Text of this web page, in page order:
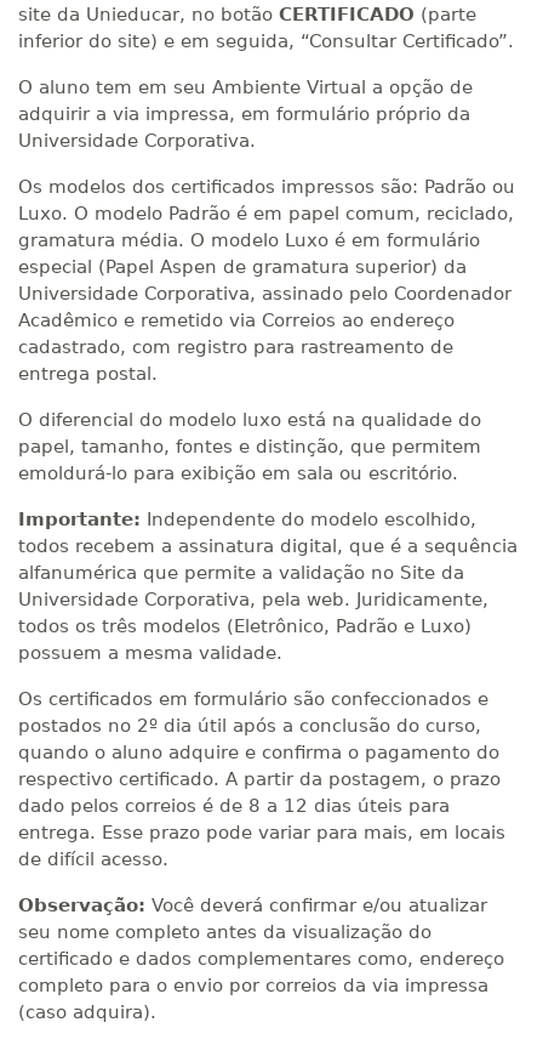
site da Unieducar, no botão CERTIFICADO (parte
inferior do site) e em seguida, “Consultar Certificado”.
O aluno tem em seu Ambiente Virtual a opção de
adquirir a via impressa, em formulário próprio da
Universidade Corporativa.
Os modelos dos certificados impressos são: Padrão ou
Luxo. O modelo Padrão é em papel comum, reciclado,
gramatura média. O modelo Luxo é em formulário
especial (Papel Aspen de gramatura superior) da
Universidade Corporativa, assinado pelo Coordenador
Acadêmico e remetido via Correios ao endereço
cadastrado, com registro para rastreamento de
entrega postal.
O diferencial do modelo luxo está na qualidade do
papel, tamanho, fontes e distinção, que permitem
emoldurá-lo para exibição em sala ou escritório.
Importante: Independente do modelo escolhido,
todos recebem a assinatura digital, que é a sequência
alfanumérica que permite a validação no Site da
Universidade Corporativa, pela web. Juridicamente,
todos os três modelos (Eletrônico, Padrão e Luxo)
possuem a mesma validade.
Os certificados em formulário são confeccionados e
postados no 2º dia útil após a conclusão do curso,
quando o aluno adquire e confirma o pagamento do
respectivo certificado. A partir da postagem, o prazo
dado pelos correios é de 8 a 12 dias úteis para
entrega. Esse prazo pode variar para mais, em locais
de difícil acesso.
Observação: Você deverá confirmar e/ou atualizar
seu nome completo antes da visualização do
certificado e dados complementares como, endereço
completo para o envio por correios da via impressa
(caso adquira).